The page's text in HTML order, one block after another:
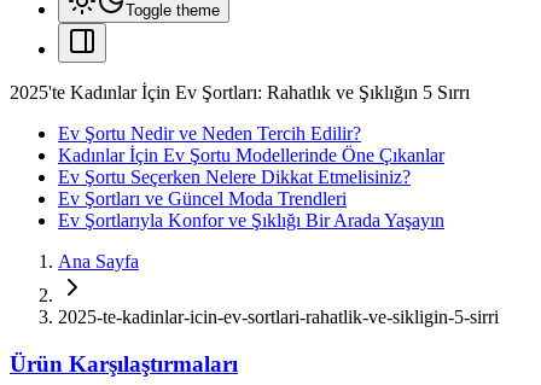
Toggle theme
2025'te Kadınlar İçin Ev Şortları: Rahatlık ve Şıklığın 5 Sırrı
Ev Şortu Nedir ve Neden Tercih Edilir?
Kadınlar İçin Ev Şortu Modellerinde Öne Çıkanlar
Ev Şortu Seçerken Nelere Dikkat Etmelisiniz?
Ev Şortları ve Güncel Moda Trendleri
Ev Şortlarıyla Konfor ve Şıklığı Bir Arada Yaşayın
Ana Sayfa
2025-te-kadinlar-icin-ev-sortlari-rahatlik-ve-sikligin-5-sirri
Ürün Karşılaştırmaları